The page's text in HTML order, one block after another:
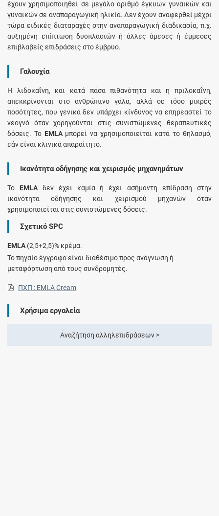
έχουν χρησιμοποιηθεί σε μεγάλο αριθμό έγκυων γυναικών και
γυναικών σε αναπαραγωγική ηλικία. Δεν έχουν αναφερθεί μέχρι
τώρα ειδικές διαταραχές στην αναπαραγωγική διαδικασία, π.χ.
αυξημένη επίπτωση δυσπλασιών ή άλλες άμεσες ή έμμεσες
επιβλαβείς επιδράσεις στο έμβρυο.
Γαλουχία
Η λιδοκαΐνη, και κατά πάσα πιθανότητα και η πριλοκαΐνη,
απεκκρίνονται στο ανθρώπινο γάλα, αλλά σε τόσο μικρές
ποσότητες, που γενικά δεν υπάρχει κίνδυνος να επηρεαστεί το
νεογνό όταν χορηγούνται στις συνιστώμενες θεραπευτικές
δόσεις. Το EMLAμπορεί να χρησιμοποιείται κατά το θηλασμό,
εάν είναι κλινικά απαραίτητο.
Ικανότητα οδήγησης και χειρισμός μηχανημάτων
Το EMLAδεν έχει καμία ή έχει ασήμαντη επίδραση στην
ικανότητα οδήγησης και χειρισμού μηχανών όταν
χρησιμοποιείται στις συνιστώμενες δόσεις.
Σχετικό SPC
EMLA (2,5+2,5)% κρέμα.
Το πηγαίο έγγραφο είναι διαθέσιμο προς ανάγνωση ή
μεταφόρτωση από τους συνδρομητές.
ΠΧΠ : EMLA Cream
Χρήσιμα εργαλεία
Αναζήτηση αλληλεπιδράσεων >